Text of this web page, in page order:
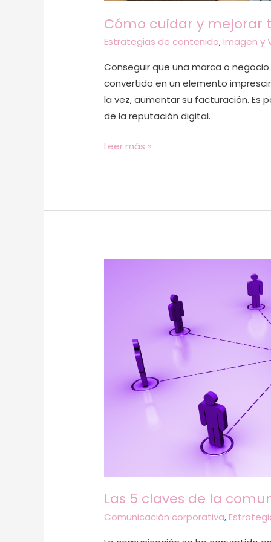
Cómo cuidar y mejorar
Estrategias de contenido,Imagen y
Conseguir que una marca o
convertido en un elemento
la vez, aumentar su facturación. Es
de la reputación digital.
Leer más »
Las 5 claves de la
Comunicación corporativa,
comunicación
asertiva